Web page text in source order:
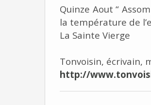
Quinze Aout “
la température de
La Sainte Vierge
Tonvoisin, écrivain,
http://